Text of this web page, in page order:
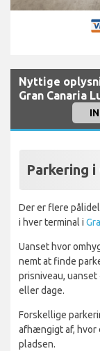
Nyttige
Gran Canaria
Parkering i
Der er flere
i hver terminal i
Uanset hvor
nemt at finde
prisniveau,
eller dage.
Forskellige
afhængigt af, hvor
pladsen.